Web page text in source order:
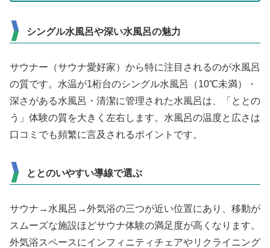
シングル水風呂や深い水風呂の魅力
サウナー（サウナ愛好家）から特に注目されるのが水風呂
の質です。水温が1桁台のシングル水風呂（10℃未満）・
深さがある水風呂・清潔に管理された水風呂は、「ととの
う」体験の質を大きく左右します。水風呂の温度と広さは
口コミでも頻繁に言及されるポイントです。
ととのいやすい導線で選ぶ
サウナ→水風呂→外気浴の三つが近い位置にあり、移動が
スムーズな施設ほどサウナ体験の満足度が高くなります。
外気浴スペースにインフィニティチェアやリクライニング